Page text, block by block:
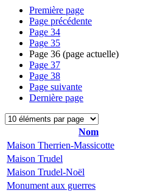
Première page
Page précédente
Page 34
Page 35
Page 36 (page actuelle)
Page 37
Page 38
Page suivante
Dernière page
Nom
Maison Therrien-Massicotte
Maison Trudel
Maison Trudel-Noël
Monument aux guerres